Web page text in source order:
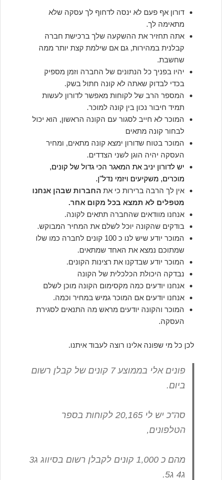
דורון אף פעם לא ינסה לדחוף לך עסקה שלא
מתאימה לך.
אתה תחזיר את ההשקעה שלך ברכישת חברה
קבלנית במהירות, גם אם שילמת קצת יותר ממה
שחשבת.
יהיו בפניך כל הנתונים של החברה וזמן מספיק
בכדי לבדוק שאתה לא קונה חתול בשק.
המספר הרב של לקוחות מאפשר לדורון לעשות
תמיד חיבור נכון בין קונה למוכר.
המוכר לא חייב לסגור עם הקונה הראשון, הוא יכול
לבחור קונה מתאים
המוכר בטוח שדורון ימצא קונה מתאים, ומחיר
העסקה יהיה הוגן לשני הצדדים.
יש לדורון יניב את המאגר הכי גדול של קונים,
מוכרים, משקיעים ויזמי נדל"ן.
אין לך הרבה ברירות כי את החברות שבהן אנחנו
מטפלים לא תמצא בכל מקום אחר.
אנחנו מוודאים שהחברה תתאים לקונה.
בודקים שהקונה יוכל לשלם את המחיר המבוקש.
המוכר יודע שיש לנו כ 100 קונים לחברה כמו שלו
שמתוכם נמצא את האחד שמתאים.
המוכר יודע שבדקנו את רצינות הקונים.
נבדקה היכולת הכלכלית של הקונה
אנחנו יודעים כמה מקסימום הקונה מוכן לשלם
אנחנו יודעים אם המוכר גמיש במחיר וכמה.
המוכר והקונה יודעים מראש מה התנאים לסגירת
העסקה.
לכן כל מי שפונה אלינו רוצה לעבוד איתנו.
פונים אלי בממוצע 7 קונים של קבלן רשום
ביום.
סה"כ יש לי 20,165 לקוחות בספר
הטלפונים,
מהם כ 1,000 קונים לקבלן רשום בסיווג ג3
ג4 ג5.